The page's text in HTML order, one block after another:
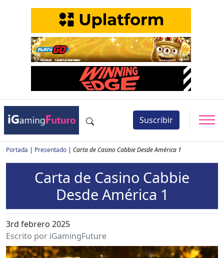
Suscribir
Portada | Presentado | Carta de Casino Cabbie Desde América 1
Carta de Casino Cabbie
Desde América 1
3rd febrero 2025
Escrito por iGamingFuture